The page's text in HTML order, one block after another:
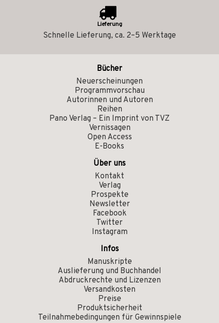
Lieferung
Schnelle Lieferung, ca. 2–5 Werktage
Bücher
Neuerscheinungen
Programmvorschau
Autorinnen und Autoren
Reihen
Pano Verlag – Ein Imprint von TVZ
Vernissagen
Open Access
E-Books
Über uns
Kontakt
Verlag
Prospekte
Newsletter
Facebook
Twitter
Instagram
Infos
Manuskripte
Auslieferung und Buchhandel
Abdruckrechte und Lizenzen
Versandkosten
Preise
Produktsicherheit
Teilnahmebedingungen für Gewinnspiele